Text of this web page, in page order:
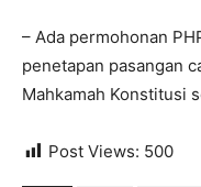
– Ada permohonan
penetapan pasangan
Mahkamah Konstitusi
Post Views: 500